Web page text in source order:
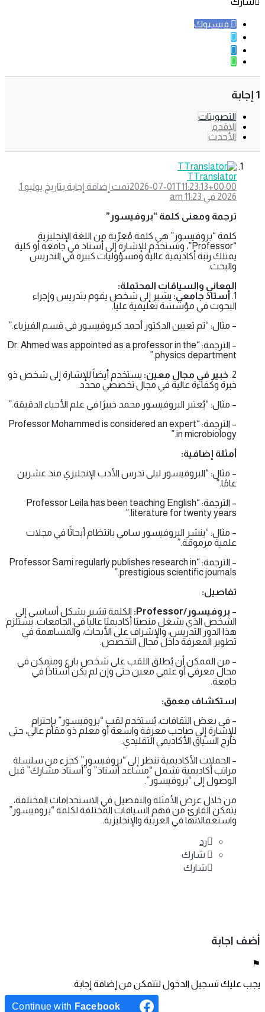
فيسبوك
‫1 إجابة
التصويتات
الإقدم
الأحدث
TTranslator
2026-07-01T11:23:13+00:00
2026 في 11:23 am
ترجمة ومعنى كلمة “بروفيسور”
كلمة “بروفيسور” هي كلمة مُعرّبة من اللغة الإنجليزية
“Professor”، وتستخدم للإشارة إلى أستاذ في جامعة أو كلية
يمتلك رتبة أكاديمية عالية ومسؤوليات كبيرة في التدريس
والبحث.
المعاني والسياقات المحتملة:
1. أستاذ جامعي: يشير إلى شخص يقوم بتدريس وإجراء
البحوث في مؤسسة تعليمية عليا.
– مثال: “تم تعيين الدكتور أحمد كبروفيسور في قسم الفيزياء.”
– الترجمة: “Dr. Ahmed was appointed as a professor in the
physics department.”
2. خبير في مجال معين: يستخدم أيضاً للإشارة إلى شخص ذو
خبرة وكفاءة عالية في مجال تخصصي محدد.
– مثال: “يُعتبر البروفيسور محمد خبيرًا في علم الأحياء الدقيقة.”
– الترجمة: “Professor Mohammed is considered an expert
in microbiology.”
أمثلة إضافية:
– مثال: “البروفيسور ليلى تدرس الأدب الإنجليزي منذ عشرين
عامًا.”
– الترجمة: “Professor Leila has been teaching English
literature for twenty years.”
– مثال: “ينشر البروفيسور سامي بانتظام أبحاثًا في مجلات
علمية مرموقة.”
– الترجمة: “Professor Sami regularly publishes research in
prestigious scientific journals.”
تفاصيل:
– بروفيسور/Professor:
الكلمة تشير بشكل أساسي إلى
الشخص الذي يشغل منصبًا أكاديميًا عالياً في الجامعات. يستلزم
هذا الدور التدريس، والإشراف على الأبحاث، والمساهمة في
تطوير المعرفة داخل مجال التخصص.
– من الممكن أن يُطلق اللقب على شخص بارع ومتمكن في
مجال معرفي أو علمي معين حتى وإن لم يكن أستاذًا في
جامعة.
استكشاف معمق:
– في بعض الثقافات، يُستخدم لقب “بروفيسور” بإحترام
للإشارة إلى صاحب معرفة واسعة أو معلم ذو مقام عالي، حتى
خارج السياق الأكاديمي التقليدي.
– الحملات الأكاديمية تنظر إلى “بروفيسور” كجزء من سلسلة
مراتب أكاديمية تشمل “مساعد أستاذ” و”أستاذ مشارك” قبل
الوصول إلى “بروفيسور”.
من خلال عرض الأمثلة والتفصيل في الاستخدامات المختلفة،
يتمكن القارئ من فهم السياقات المختلفة لكلمة “بروفيسور”
واستعمالاتها في العربية والإنجليزية.
رد
شارك
شارك
أضف اجابة
يجب عليك تسجيل الدخول لتتمكن من إضافة إجابة.
Continue with Facebook